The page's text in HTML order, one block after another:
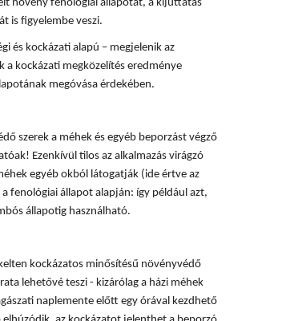
növény fenológiai állapotát, a kijuttatás
is figyelembe veszi.
és kockázati alapú – megjelenik az
a kockázati megközelítés eredménye
megóvása érdekében.
szerek a méhek és egyéb beporzást végző
Ezenkívül tilos az alkalmazás virágzó
egyéb okból látogatják (ide értve az
fenológiai állapot alapján: így például azt,
állapotig használható.
kockázatos minősítésű növényvédő
lehetővé teszi - kizárólag a házi méhek
naplemente előtt egy órával kezdhető